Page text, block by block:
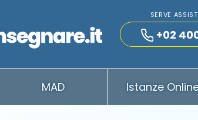
SERVE
+02
MAD Istanze